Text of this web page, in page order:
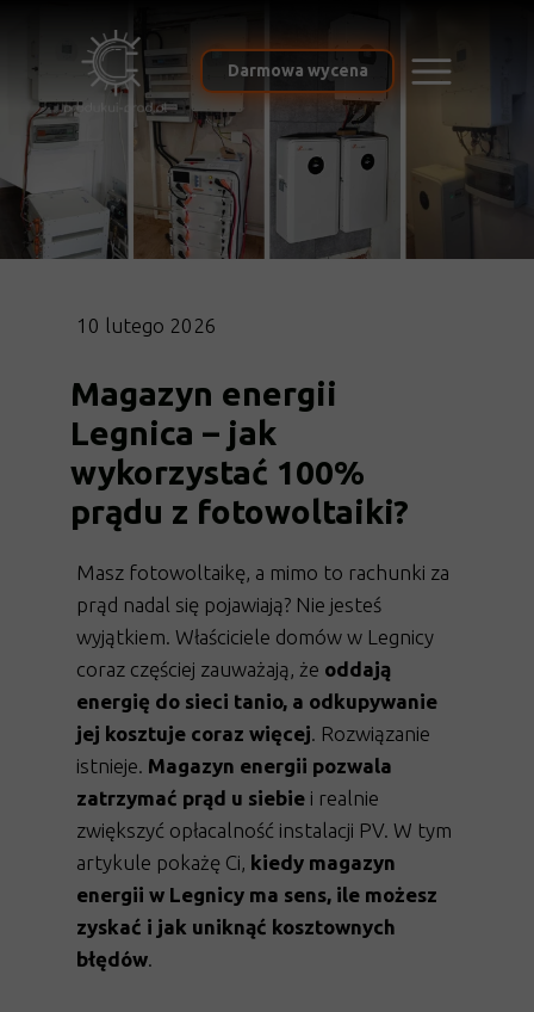
Darmowa wycena
10 lutego 2026
Magazyn energii
Legnica – jak
wykorzystać 100%
prądu z fotowoltaiki?
Masz fotowoltaikę, a mimo to rachunki za
prąd nadal się pojawiają? Nie jesteś
wyjątkiem. Właściciele domów w Legnicy
coraz częściej zauważają, że oddają
energię do sieci tanio, a odkupywanie
jej kosztuje coraz więcej. Rozwiązanie
istnieje. Magazyn energii pozwala
zatrzymać prąd u siebie i realnie
zwiększyć opłacalność instalacji PV. W tym
artykule pokażę Ci, kiedy magazyn
energii w Legnicy ma sens, ile możesz
zyskać i jak uniknąć kosztownych
błędów.